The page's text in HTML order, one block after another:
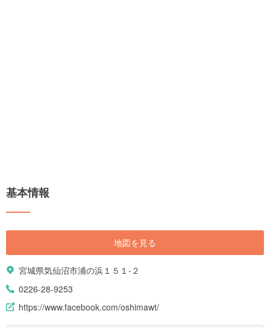
基本情報
地図を見る
宮城県気仙沼市浦の浜１５１-２
0226-28-9253
https://www.facebook.com/oshimawt/